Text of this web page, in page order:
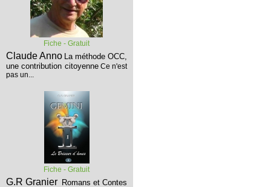
Fiche - Gratuit
Claude Anno La méthode OCC,
une contribution citoyenne Ce n'est
pas un...
Fiche - Gratuit
G.R Granier Romans et Contes